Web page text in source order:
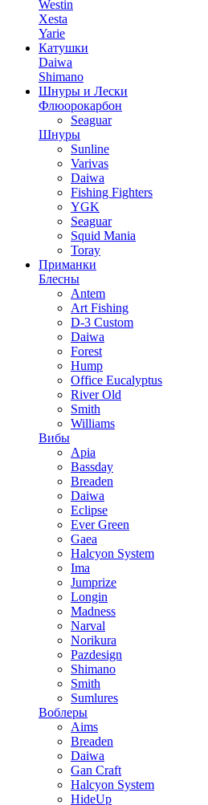
Westin
Xesta
Yarie
Катушки
Daiwa
Shimano
Шнуры и Лески
Флюорокарбон
Seaguar
Шнуры
Sunline
Varivas
Daiwa
Fishing Fighters
YGK
Seaguar
Squid Mania
Toray
Приманки
Блесны
Antem
Art Fishing
D-3 Custom
Daiwa
Forest
Hump
Office Eucalyptus
River Old
Smith
Williams
Вибы
Apia
Bassday
Breaden
Daiwa
Eclipse
Ever Green
Gaea
Halcyon System
Ima
Jumprize
Longin
Madness
Narval
Norikura
Pazdesign
Shimano
Smith
Sumlures
Воблеры
Aims
Breaden
Daiwa
Gan Craft
Halcyon System
HideUp